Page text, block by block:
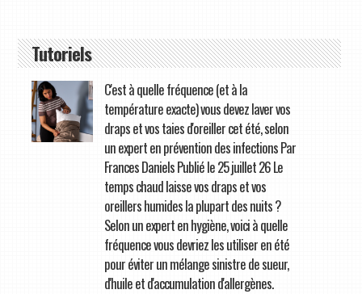
Tutoriels
C'est à quelle fréquence (et à la
température exacte) vous devez laver vos
draps et vos taies d'oreiller cet été, selon
un expert en prévention des infections Par
Frances Daniels Publié le 25 juillet 26 Le
temps chaud laisse vos draps et vos
oreillers humides la plupart des nuits ?
Selon un expert en hygiène, voici à quelle
fréquence vous devriez les utiliser en été
pour éviter un mélange sinistre de sueur,
d'huile et d'accumulation d'allergènes.